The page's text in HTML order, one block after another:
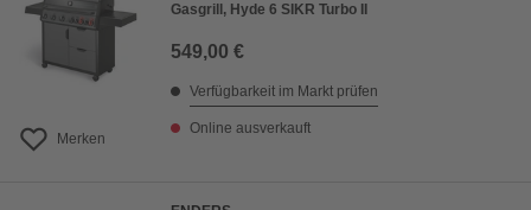
Merken
Gasgrill, Hyde 6 SIKR Turbo II
549,00 €
Verfügbarkeit im Markt prüfen
Online ausverkauft